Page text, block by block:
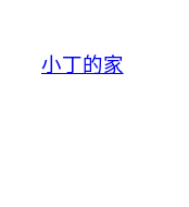
小丁的家